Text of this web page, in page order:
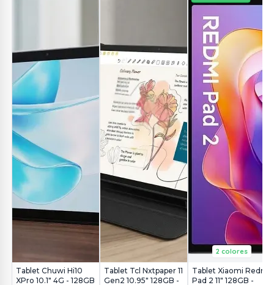
Tablet Chuwi Hi10
XPro 10.1" 4G - 128GB
Tablet Tcl Nxtpaper 11
Gen2 10.95" 128GB -
2 colores
Tablet Xiaomi Redmi
Pad 2 11" 128GB -